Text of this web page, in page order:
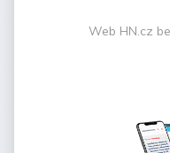
Web HN.cz